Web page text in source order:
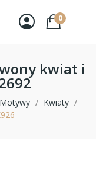
0
kwiat i
Motywy
Kwiaty